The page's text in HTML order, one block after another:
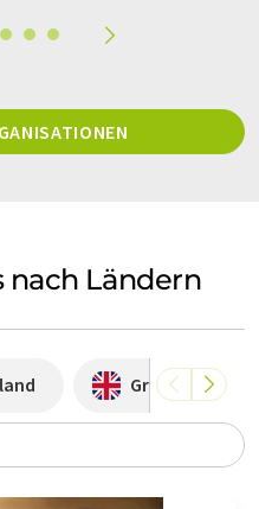
nach Ländern
Großbritannien